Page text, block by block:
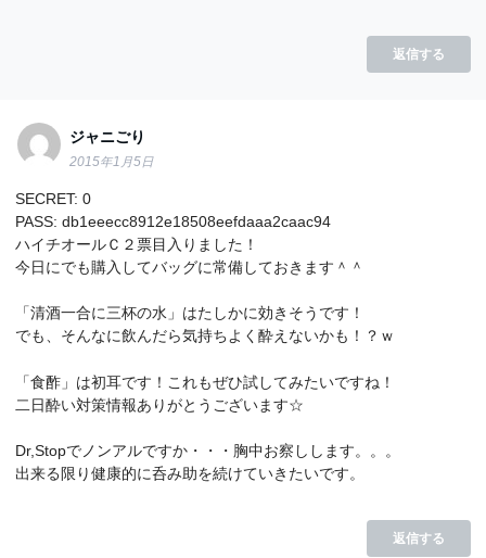
返信する
ジャニごり
2015年1月5日
SECRET: 0
PASS: db1eeecc8912e18508eefdaaa2caac94
ハイチオールＣ２票目入りました！
今日にでも購入してバッグに常備しておきます＾＾
「清酒一合に三杯の水」はたしかに効きそうです！
でも、そんなに飲んだら気持ちよく酔えないかも！？ｗ
「食酢」は初耳です！これもぜひ試してみたいですね！
二日酔い対策情報ありがとうございます☆
Dr,Stopでノンアルですか・・・胸中お察しします。。。
出来る限り健康的に呑み助を続けていきたいです。
返信する